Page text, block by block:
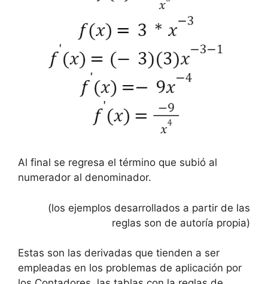
Al final se regresa el término que subió al
numerador al denominador.
(los ejemplos desarrollados a partir de las
reglas son de autoría propia)
Estas son las derivadas que tienden a ser
empleadas en los problemas de aplicación por